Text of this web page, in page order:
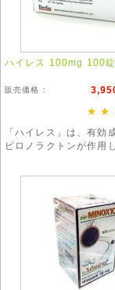
ハイレス 100mg 100錠
販売価格：
★ ★
「ハイレス」は、有効
ピロノラクトンが作用